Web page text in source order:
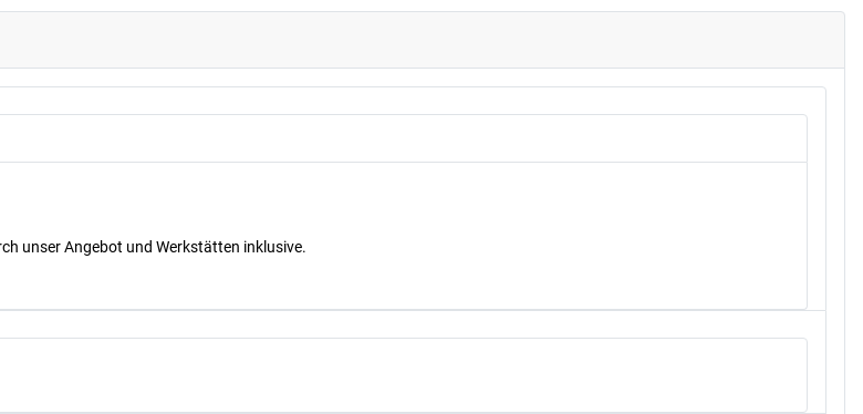
unser Angebot und Werkstätten inklusive.